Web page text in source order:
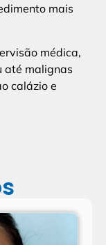
mais
médica,
até malignas
calázio e